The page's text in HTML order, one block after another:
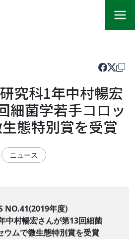
究科1年中村暢宏
細菌学若手コロッ
態特別賞を受賞
ニュース
NO.41(2019年度)
中村暢宏さんが第13回細菌
ウムで微生態特別賞を受賞